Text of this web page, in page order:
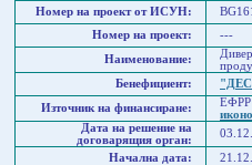
Номер на проект от ИСУН:
Номер на проект:
---
Наименование:
Бенефициент:
Източник на финансиране:
Дата на решение на
договарящия орган:
Начална дата: